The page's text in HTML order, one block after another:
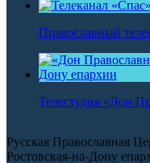
Православный
Телестудия «Дон
Русская Православная
Ростовская-на-Дону